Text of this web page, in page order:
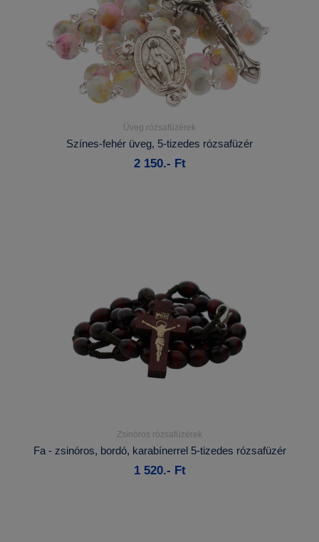
Részletek...
Kosárba
Üveg rózsafüzérek
Színes-fehér üveg, 5-tizedes rózsafüzér
2 150.- Ft
Kosárba
Zsinóros rózsafüzérek
Fa - zsinóros, bordó, karabínerrel 5-tizedes rózsafüzér
1 520.- Ft